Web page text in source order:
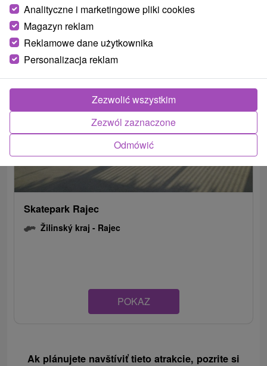
Skatepark Rajec
Žilinský kraj - Rajec
POKAZ
Ak plánujete navštíviť tieto atrakcie, pozrite si
Analityczne i marketingowe pliki cookies
Magazyn reklam
Reklamowe dane użytkownika
Personalizacja reklam
Odmówić
Zezwól zaznaczone
Zezwolić wszystkim